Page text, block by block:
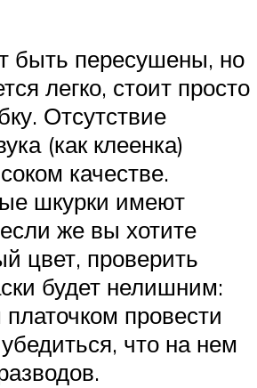
быть пересушены, но
легко, стоит просто
Отсутствие
(как клеенка)
качестве.
шкурки имеют
же вы хотите
цвет, проверить
будет нелишним:
провести
что на нем